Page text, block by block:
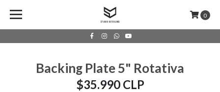
0
Backing Plate 5" Rotativa
$35.990 CLP